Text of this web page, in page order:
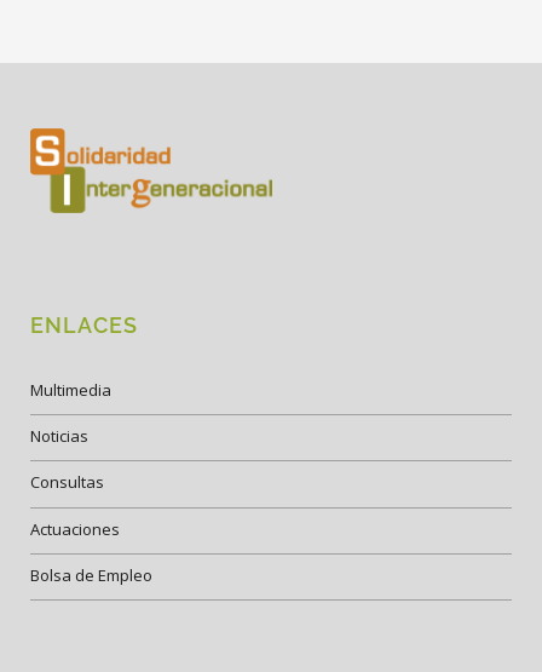
ENLACES
Multimedia
Noticias
Consultas
Actuaciones
Bolsa de Empleo